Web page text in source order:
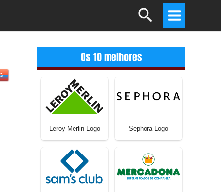
Search
Main
Menu
Os 10 melhores
Leroy Merlin Logo Sephora Logo